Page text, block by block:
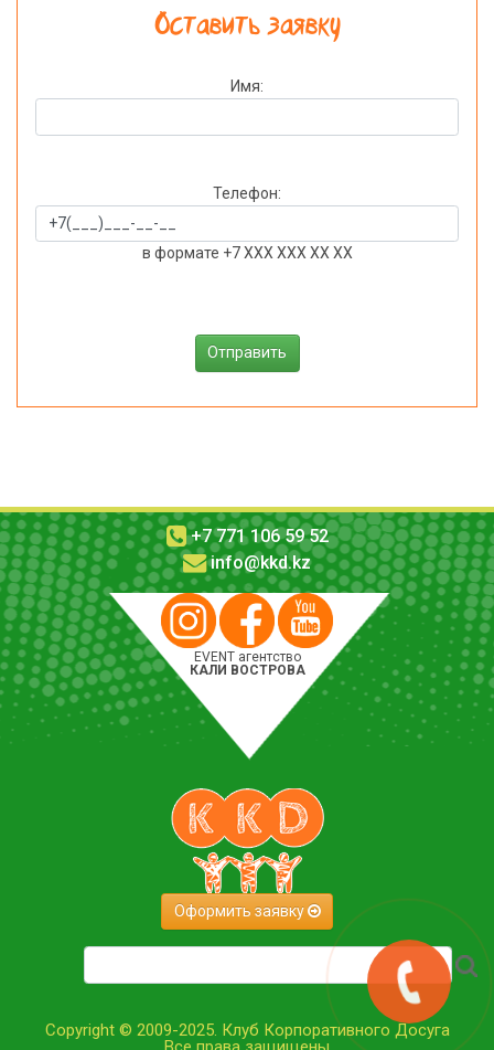
Оставить заявку
Имя:
Телефон:
в формате +7 XXX XXX XX XX
+7 771 106 59 52
info@kkd.kz
EVENT агентство
КАЛИ ВОСТРОВА
Оформить заявку
Copyright © 2009-2025. Клуб Корпоративного Досуга